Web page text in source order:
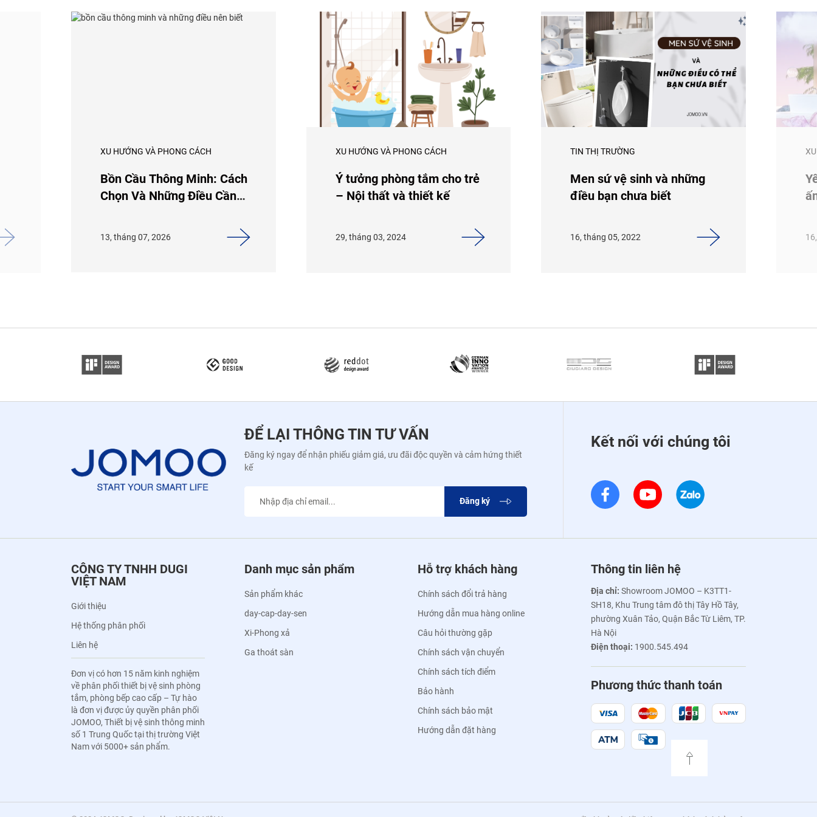
XU HƯỚNG VÀ PHONG CÁCH
Bồn Cầu Thông Minh: Cách
Chọn Và Những Điều Cần
13, tháng 07, 2026
XU HƯỚNG VÀ PHONG CÁCH
Ý tưởng phòng tắm cho trẻ
– Nội thất và thiết kế
29, tháng 03, 2024
TIN THỊ TRƯỜNG
Men sứ vệ sinh và những
điều bạn chưa biết
16, tháng 05, 2022
ĐỂ LẠI THÔNG TIN TƯ VẤN
Đăng ký ngay để nhận phiếu giảm giá, ưu đãi độc quyền và cảm hứng thiết
kế
Đăng ký
Kết nối với chúng tôi
CÔNG TY TNHH DUGI
VIỆT NAM
Giới thiệu
Hệ thống phân phối
Liên hệ
Đơn vị có hơn 15 năm kinh nghiệm
về phân phối thiết bị vệ sinh phòng
tắm, phòng bếp cao cấp – Tự hào
là đơn vị được ủy quyền phân phối
JOMOO, Thiết bị vệ sinh thông minh
số 1 Trung Quốc tại thị trường Việt
Nam với 5000+ sản phẩm.
Danh mục sản phẩm
Sản phẩm khác
day-cap-day-sen
Xi-Phong xả
Ga thoát sàn
Hỗ trợ khách hàng
Chính sách đổi trả hàng
Hướng dẫn mua hàng online
Câu hỏi thường gặp
Chính sách vận chuyển
Chính sách tích điểm
Bảo hành
Chính sách bảo mật
Hướng dẫn đặt hàng
Thông tin liên hệ
Địa chỉ: Showroom JOMOO – K3TT1-
SH18, Khu Trung tâm đô thị Tây Hồ Tây,
phường Xuân Tảo, Quận Bắc Từ Liêm, TP.
Hà Nội
Điện thoại: 1900.545.494
Phương thức thanh toán